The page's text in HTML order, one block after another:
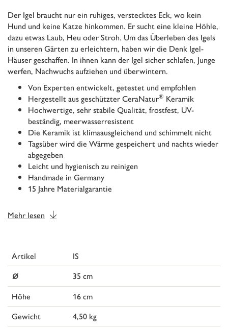
Der Igel braucht nur ein ruhiges, verstecktes Eck, wo kein
Hund und keine Katze hinkommen. Er sucht eine kleine Höhle,
dazu etwas Laub, Heu oder Stroh. Um das Überleben des Igels
in unseren Gärten zu erleichtern, haben wir die Denk Igel-
Häuser geschaffen. In ihnen kann der Igel sicher schlafen, Junge
werfen, Nachwuchs aufziehen und überwintern.
Von Experten entwickelt, getestet und empfohlen
Hergestellt aus geschützter CeraNatur® Keramik
Hochwertige, sehr stabile Qualität, frostfest, UV-
beständig, meerwasserresistent
Die Keramik ist klimaausgleichend und schimmelt nicht
Tagsüber wird die Wärme gespeichert und nachts wieder
abgegeben
Leicht und hygienisch zu reinigen
Handmade in Germany
15 Jahre Materialgarantie
Mehr lesen
Artikel IS
⌀
35 cm
Höhe
16 cm
Gewicht
4,50 kg